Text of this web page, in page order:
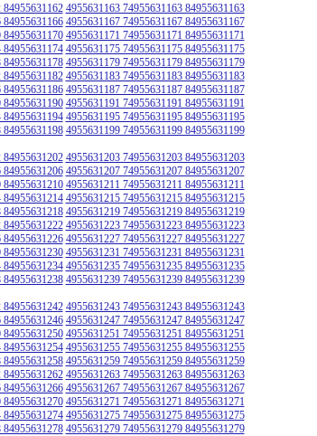
84955631162 4955631163 74955631163 84955631163
84955631166 4955631167 74955631167 84955631167
84955631170 4955631171 74955631171 84955631171
84955631174 4955631175 74955631175 84955631175
84955631178 4955631179 74955631179 84955631179
84955631182 4955631183 74955631183 84955631183
84955631186 4955631187 74955631187 84955631187
84955631190 4955631191 74955631191 84955631191
84955631194 4955631195 74955631195 84955631195
84955631198 4955631199 74955631199 84955631199
84955631202 4955631203 74955631203 84955631203
84955631206 4955631207 74955631207 84955631207
84955631210 4955631211 74955631211 84955631211
84955631214 4955631215 74955631215 84955631215
84955631218 4955631219 74955631219 84955631219
84955631222 4955631223 74955631223 84955631223
84955631226 4955631227 74955631227 84955631227
84955631230 4955631231 74955631231 84955631231
84955631234 4955631235 74955631235 84955631235
84955631238 4955631239 74955631239 84955631239
84955631242 4955631243 74955631243 84955631243
84955631246 4955631247 74955631247 84955631247
84955631250 4955631251 74955631251 84955631251
84955631254 4955631255 74955631255 84955631255
84955631258 4955631259 74955631259 84955631259
84955631262 4955631263 74955631263 84955631263
84955631266 4955631267 74955631267 84955631267
84955631270 4955631271 74955631271 84955631271
84955631274 4955631275 74955631275 84955631275
84955631278 4955631279 74955631279 84955631279